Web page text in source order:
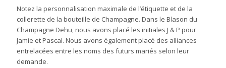
Notez la personnalisation maximale de l’étiquette et de la
collerette de la bouteille de Champagne. Dans le Blason du
Champagne Dehu, nous avons placé les initiales J & P pour
Jamie et Pascal. Nous avons également placé des alliances
entrelacées entre les noms des futurs mariés selon leur
demande.